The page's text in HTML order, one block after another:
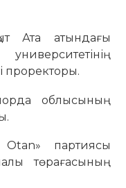
Ата атындағы
проректоры.
облысының
партиясы
төрағасының